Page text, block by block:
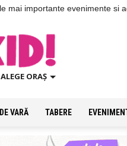
mai importante evenimente si
ALEGE ORAȘ
VARĂ TABERE